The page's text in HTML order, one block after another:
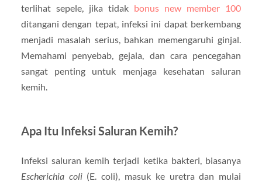
terlihat sepele, jika tidak bonus new member 100
ditangani dengan tepat, infeksi ini dapat berkembang
menjadi masalah serius, bahkan memengaruhi ginjal.
Memahami penyebab, gejala, dan cara pencegahan
sangat penting untuk menjaga kesehatan saluran
kemih.
Apa Itu Infeksi Saluran Kemih?
Infeksi saluran kemih terjadi ketika bakteri, biasanya
Escherichia coli(E. coli), masuk ke uretra dan mulai